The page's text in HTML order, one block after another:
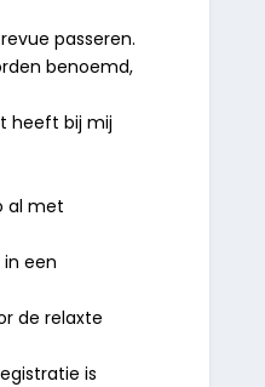
passeren.
benoemd,
heeft bij mij
al met
een
de relaxte
is